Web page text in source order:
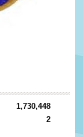
1,730,448
2